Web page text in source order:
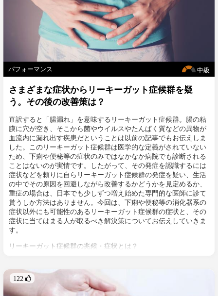
中級
パフォーマンス
さまざまな症状からリーキーガット症候群を疑
う。その後の改善策は？
直訳すると「腸漏れ」を意味するリーキーガット症候群。腸の粘
膜に穴が空き、そこから菌やウイルスやたんぱく質などの異物が
血流内に漏れ出す疾患だということは以前の記事でもお伝えしま
した。このリーキーガット症候群は医学的な定義がされていない
ため、下痢や便秘等の症状のみではなかなか病院でも診断される
ことはないのが実情です。したがって、その発症を認識するには
症状などを頼りに自らリーキーガット症候群の発症を疑い、生活
の中でその原因を回避しながら改善するかどうかを見定めるか、
重症の場合は、日本でも少しずつ増え始めた専門的な医師に診て
貰うしか方法はありません。今回は、下痢や便秘等の消化器系の
症状以外にも可能性のあるリーキーガット症候群の症状と、その
症状に当てはまる人が取るべき解決策についてお伝えしていきま
す。
リーキーガット症候群の兆候・症状とは？
敏性腸症候群（IBS）などの胃腸の問題が多いパターン[1]。しか
し、腸は、消化をはじめ脳や代謝、免疫系、ホルモン系などさま
ざまな体の機能と関連性があるため、腸の疾患だからと言って胃
122 